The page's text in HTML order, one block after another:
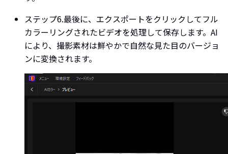
ステップ6.最後に、エクスポートをクリックしてフル
カラーリングされたビデオを処理して保存します。AI
により、撮影素材は鮮やかで自然な見た目のバージョ
ンに変換されます。